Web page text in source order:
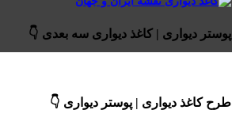
پوستر دیواری | کاغذ دیواری سه بعدی 👇
طرح کاغذ دیواری | پوستر دیواری 👇